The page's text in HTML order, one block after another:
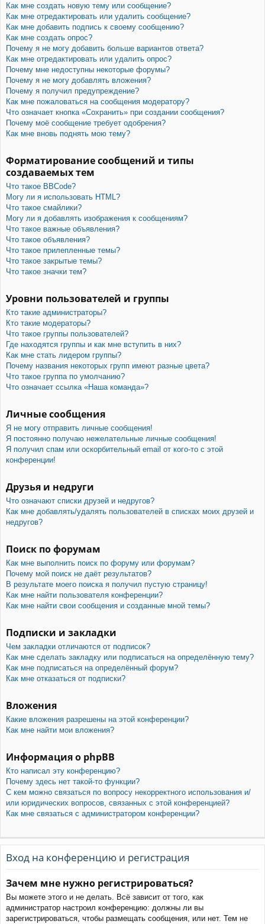
Как мне создать новую тему или сообщение?
Как мне отредактировать или удалить сообщение?
Как мне добавить подпись к своему сообщению?
Как мне создать опрос?
Почему я не могу добавить больше вариантов ответа?
Как мне отредактировать или удалить опрос?
Почему мне недоступны некоторые форумы?
Почему я не могу добавлять вложения?
Почему я получил предупреждение?
Как мне пожаловаться на сообщения модератору?
Что означает кнопка «Сохранить» при создании сообщения?
Почему моё сообщение требует одобрения?
Как мне вновь поднять мою тему?
Форматирование сообщений и типы
создаваемых тем
Что такое BBCode?
Могу ли я использовать HTML?
Что такое смайлики?
Могу ли я добавлять изображения к сообщениям?
Что такое важные объявления?
Что такое объявления?
Что такое прилепленные темы?
Что такое закрытые темы?
Что такое значки тем?
Уровни пользователей и группы
Кто такие администраторы?
Кто такие модераторы?
Что такое группы пользователей?
Где находятся группы и как мне вступить в них?
Как мне стать лидером группы?
Почему названия некоторых групп имеют разные цвета?
Что такое группа по умолчанию?
Что означает ссылка «Наша команда»?
Личные сообщения
Я не могу отправить личные сообщения!
Я постоянно получаю нежелательные личные сообщения!
Я получил спам или оскорбительный email от кого-то с этой
конференции!
Друзья и недруги
Что означают списки друзей и недругов?
Как мне добавлять/удалять пользователей в списках моих друзей и
недругов?
Поиск по форумам
Как мне выполнить поиск по форуму или форумам?
Почему мой поиск не даёт результатов?
В результате моего поиска я получил пустую страницу!
Как мне найти пользователя конференции?
Как мне найти свои сообщения и созданные мной темы?
Подписки и закладки
Чем закладки отличаются от подписок?
Как мне сделать закладку или подписаться на определённую тему?
Как мне подписаться на определённый форум?
Как мне отказаться от подписки?
Вложения
Какие вложения разрешены на этой конференции?
Как мне найти мои вложения?
Информация о phpBB
Кто написал эту конференцию?
Почему здесь нет такой-то функции?
С кем можно связаться по вопросу некорректного использования и/
или юридических вопросов, связанных с этой конференцией?
Как мне связаться с администратором конференции?
Вход на конференцию и регистрация
Зачем мне нужно регистрироваться?
Вы можете этого и не делать. Всё зависит от того, как
администратор настроил конференцию: должны ли вы
зарегистрироваться, чтобы размещать сообщения, или нет. Тем не